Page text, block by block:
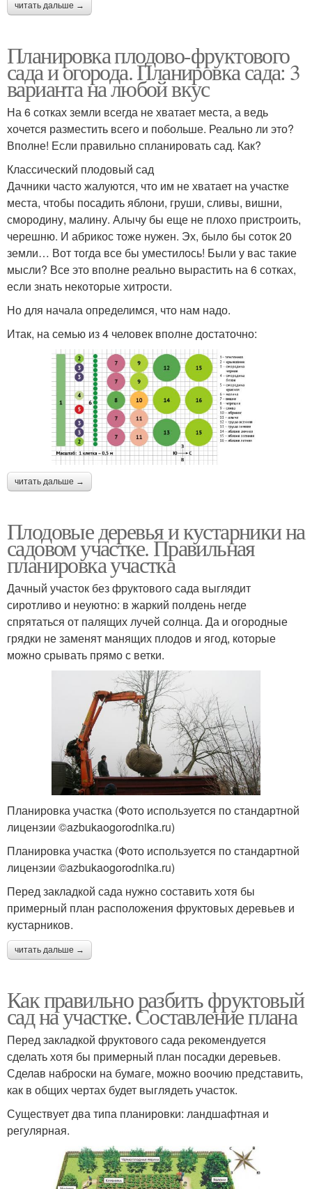
читать дальше →
Планировка плодово-фруктового
сада и огорода. Планировка сада: 3
варианта на любой вкус
На 6 сотках земли всегда не хватает места, а ведь
хочется разместить всего и побольше. Реально ли это?
Вполне! Если правильно спланировать сад. Как?
Классический плодовый сад
Дачники часто жалуются, что им не хватает на участке
места, чтобы посадить яблони, груши, сливы, вишни,
смородину, малину. Алычу бы еще не плохо пристроить,
черешню. И абрикос тоже нужен. Эх, было бы соток 20
земли… Вот тогда все бы уместилось! Были у вас такие
мысли? Все это вполне реально вырастить на 6 сотках,
если знать некоторые хитрости.
Но для начала определимся, что нам надо.
Итак, на семью из 4 человек вполне достаточно:
читать дальше →
Плодовые деревья и кустарники на
садовом участке. Правильная
планировка участка
Дачный участок без фруктового сада выглядит
сиротливо и неуютно: в жаркий полдень негде
спрятаться от палящих лучей солнца. Да и огородные
грядки не заменят манящих плодов и ягод, которые
можно срывать прямо с ветки.
Планировка участка (Фото используется по стандартной
лицензии ©azbukaogorodnika.ru)
Планировка участка (Фото используется по стандартной
лицензии ©azbukaogorodnika.ru)
Перед закладкой сада нужно составить хотя бы
примерный план расположения фруктовых деревьев и
кустарников.
читать дальше →
Как правильно разбить фруктовый
сад на участке. Составление плана
Перед закладкой фруктового сада рекомендуется
сделать хотя бы примерный план посадки деревьев.
Сделав наброски на бумаге, можно воочию представить,
как в общих чертах будет выглядеть участок.
Существует два типа планировки: ландшафтная и
регулярная.